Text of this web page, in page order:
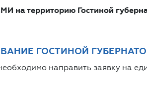
на территорию Гостиной
ГОСТИНОЙ
направить заявку на